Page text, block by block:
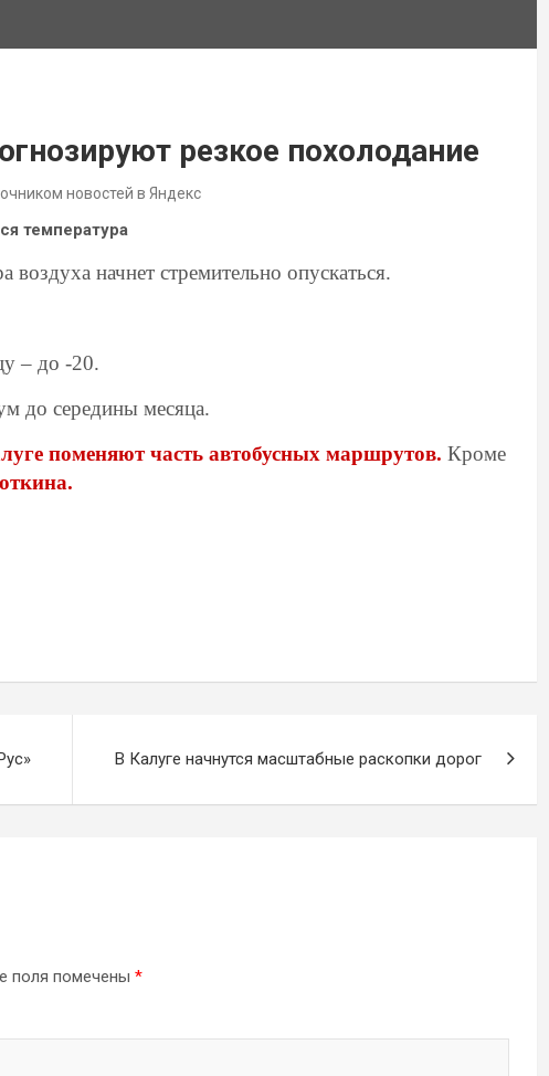
резкое похолодание
новостей в Яндекс
температура
воздуха начнет стремительно опускаться.
– до -20.
до середины месяца.
поменяют часть автобусных маршрутов. Кроме
В Калуге начнутся масштабные раскопки дорог
поля помечены *